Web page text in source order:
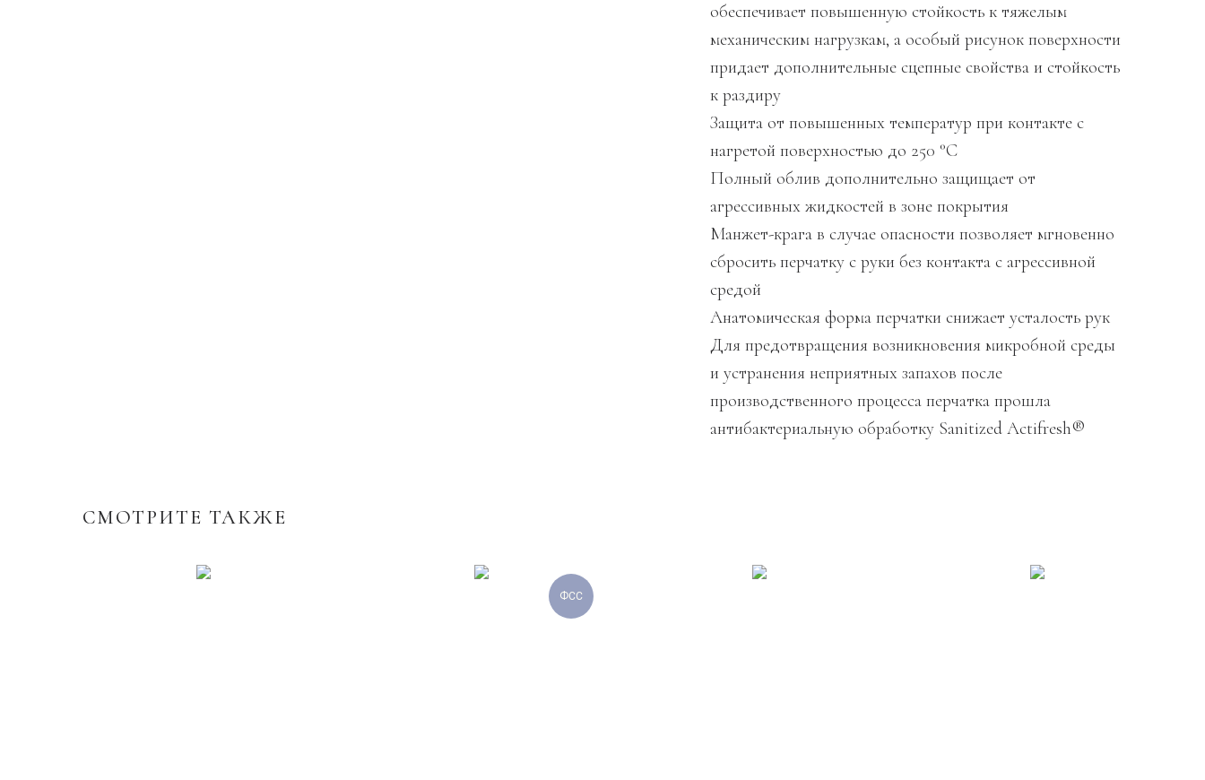
обеспечивает повышенную стойкость к тяжелым
механическим нагрузкам, а особый рисунок поверхности
придает дополнительные сцепные свойства и стойкость
к раздиру
Защита от повышенных температур при контакте с
нагретой поверхностью до 250 °С
Полный облив дополнительно защищает от
агрессивных жидкостей в зоне покрытия
Манжет-крага в случае опасности позволяет мгновенно
сбросить перчатку с руки без контакта с агрессивной
средой
Анатомическая форма перчатки снижает усталость рук
Для предотвращения возникновения микробной среды
и устранения неприятных запахов после
производственного процесса перчатка прошла
антибактериальную обработку Sanitized Actifresh®
СМОТРИТЕ ТАКЖЕ
ФСС